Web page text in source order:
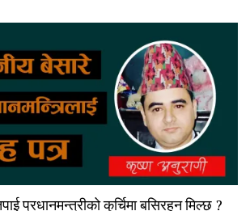
प्रधानमन्त्रीको कुर्चिमा बसिरहन मिल्छ ?